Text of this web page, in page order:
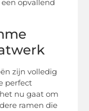
opvallend
zijn volledig
perfect
nu gaat om
ramen die